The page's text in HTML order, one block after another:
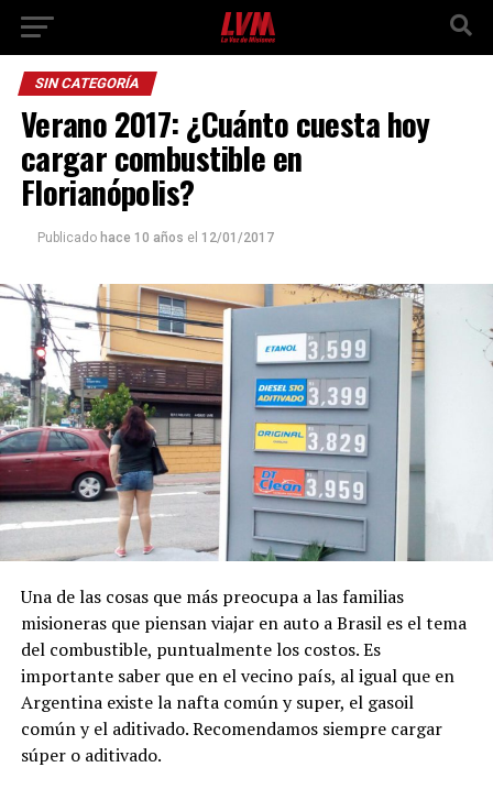
SIN CATEGORÍA
Verano 2017: ¿Cuánto cuesta hoy
cargar combustible en
Florianópolis?
Publicado hace 10 años el 12/01/2017
Una de las cosas que más preocupa a las familias
misioneras que piensan viajar en auto a Brasil es el tema
del combustible, puntualmente los costos. Es
importante saber que en el vecino país, al igual que en
Argentina existe la nafta común y super, el gasoil
común y el aditivado. Recomendamos siempre cargar
súper o aditivado.